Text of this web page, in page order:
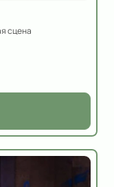
сцена